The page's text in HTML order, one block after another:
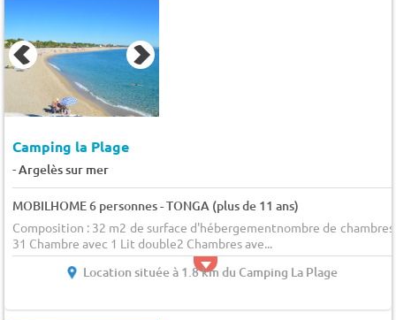
Camping la Plage
-Argelès sur mer
MOBILHOME 6 personnes - TONGA (plus de 11 ans)
Composition : 32 m2 de surface d'hébergementnombre de chambres
31 Chambre avec 1 Lit double2 Chambres ave...
Location située à 1.8 km du Camping La Plage